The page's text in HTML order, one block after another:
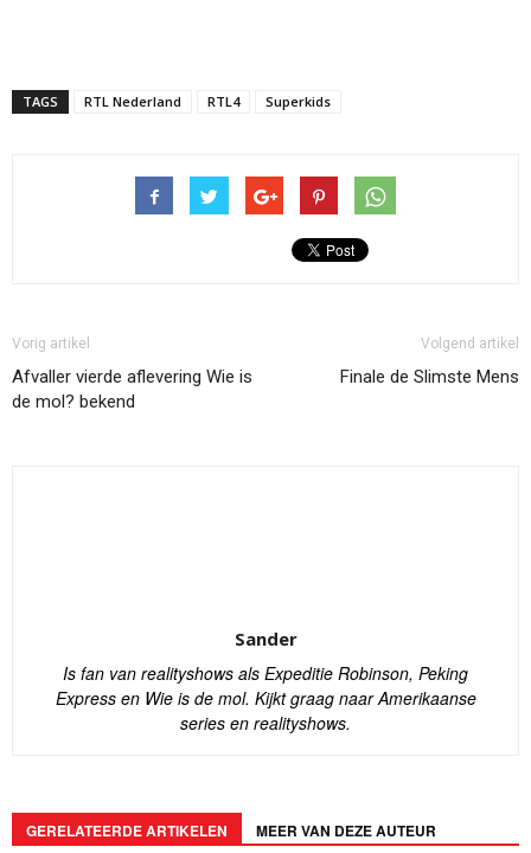
TAGS RTL Nederland RTL4 Superkids
Vorig artikel
Afvaller vierde aflevering Wie is
de mol? bekend
Volgend artikel
Finale de Slimste Mens
Sander
Is fan van realityshows als Expeditie Robinson, Peking
Express en Wie is de mol. Kijkt graag naar Amerikaanse
series en realityshows.
GERELATEERDE ARTIKELEN MEER VAN DEZE AUTEUR